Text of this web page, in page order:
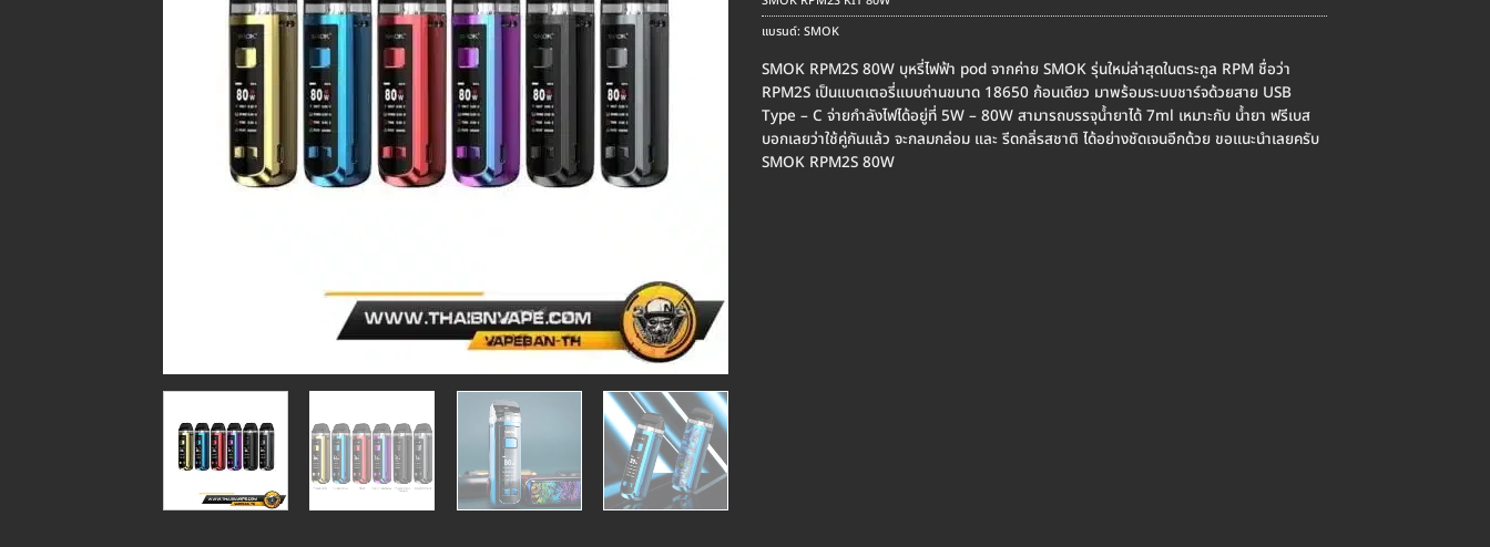
แบรนด์:SMOK
SMOK RPM2S 80W บุหรี่ไฟฟ้า pod จากค่าย SMOK รุ่นใหม่ล่าสุดในตระกูล RPM ชื่อว่า
RPM2S เป็นแบตเตอรี่แบบถ่านขนาด 18650 ก้อนเดียว มาพร้อมระบบชาร์จด้วยสาย USB
Type – C จ่ายกำลังไฟได้อยู่ที่ 5W – 80W สามารถบรรจุน้ำยาได้ 7ml เหมาะกับ น้ำยา ฟรีเบส
บอกเลยว่าใช้คู่กันแล้ว จะกลมกล่อม และ รีดกลิ่รสชาติ ได้อย่างชัดเจนอีกด้วย ขอแนะนำเลยครับ
SMOK RPM2S 80W